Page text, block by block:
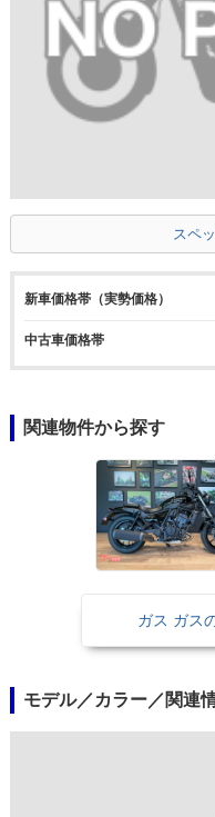
スペ
新車価格帯（実勢価格）
中古車価格帯
関連物件から探す
ガス ガス
モデル／カラー／関連